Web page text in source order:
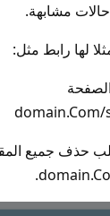
مشابهة.
لها رابط مثل:
حذف جميع